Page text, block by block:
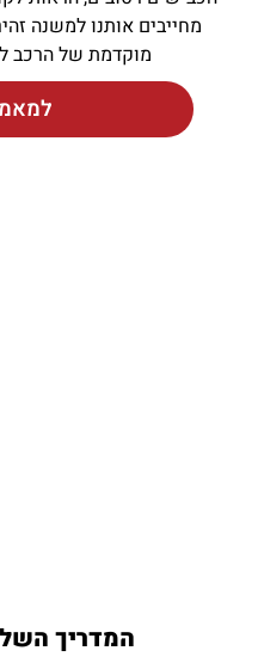
מחייבים אותנו למשנה
מוקדמת של הרכב
המדריך